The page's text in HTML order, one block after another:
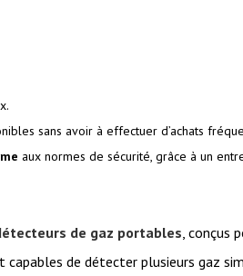
sans avoir à effectuer d’achats
aux normes de sécurité, grâce à un
de gaz portables , conçus
de détecter plusieurs gaz